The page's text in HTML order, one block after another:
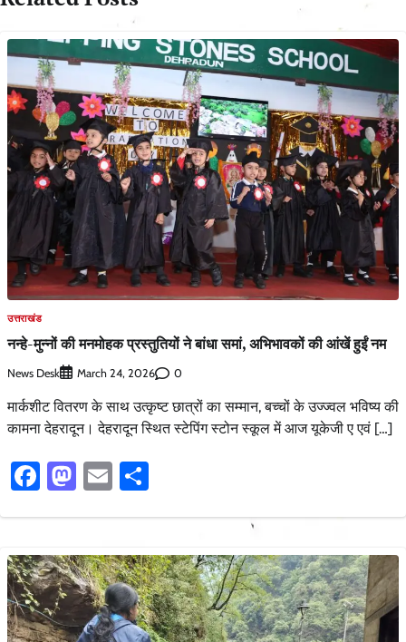
उत्तराखंड
नन्हे-मुन्नों की मनमोहक प्रस्तुतियों ने बांधा समां, अभिभावकों की आंखें हुईं नम
News Desk March 24, 2026 0
मार्कशीट वितरण के साथ उत्कृष्ट छात्रों का सम्मान, बच्चों के उज्ज्वल भविष्य की
कामना देहरादून। देहरादून स्थित स्टेपिंग स्टोन स्कूल में आज यूकेजी ए एवं […]
Facebook
Mastodon
Email